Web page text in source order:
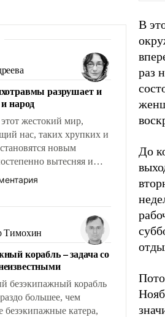
разрушает и
народ
жестокий мир,
нас, таких хрупких и
новым
вытесняя и
требование к
быть мужественным и
помогать
вперед и
Тимохин
корабль – задача со
безэкипажный корабль
большее, чем
безэкипажные катера,
В
раз
До